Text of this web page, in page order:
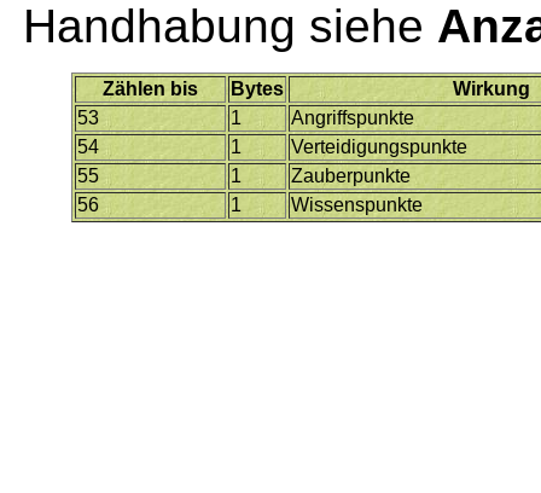
Handhabung siehe
Zählen bis Bytes
Wirkung
53
1
Angriffspunkte
54
1
Verteidigungspunkte
55
1
Zauberpunkte
56
1 Wissenspunkte